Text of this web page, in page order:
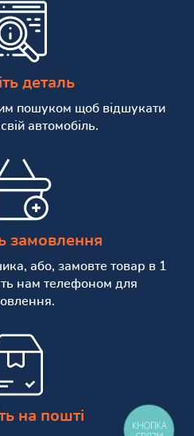
деталь
пошуком щоб відшукати
автомобіль.
замовлення
або, замовте товар в 1
нам телефоном для
на пошті
КНОПКА